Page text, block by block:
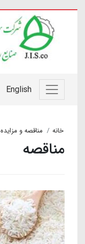
English
خانه مناقصه و مزایده
مناقصه